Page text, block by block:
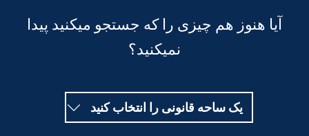
آیا هنوز هم چیزی را که جستجو میکنید پیدا
نمیکنید؟
یک ساحه قانونی را انتخاب کنید